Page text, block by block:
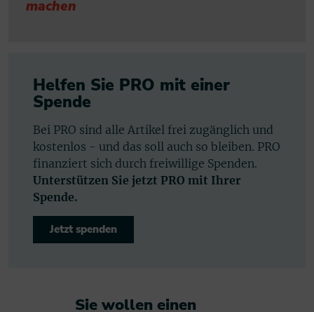
machen
Helfen Sie PRO mit einer
Spende
Bei PRO sind alle Artikel frei zugänglich und
kostenlos - und das soll auch so bleiben. PRO
finanziert sich durch freiwillige Spenden.
Unterstützen Sie jetzt PRO mit Ihrer
Spende.
Jetzt spenden
Sie wollen einen